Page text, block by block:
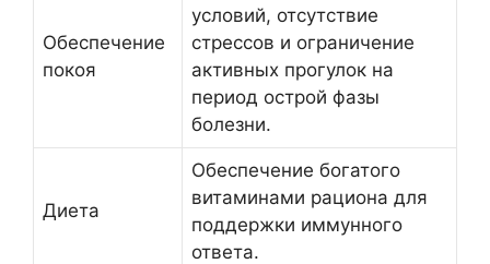
Обеспечение
покоя
условий, отсутствие
стрессов и ограничение
активных прогулок на
период острой фазы
болезни.
Диета
Обеспечение богатого
витаминами рациона для
поддержки иммунного
ответа.